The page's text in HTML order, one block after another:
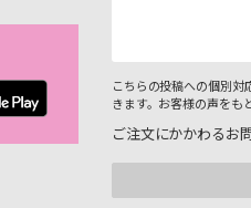
こちらの投稿への個別対
きます。お客様の声をも
ご注文にかかわるお